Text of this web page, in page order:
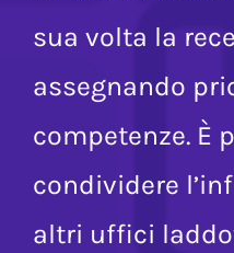
all’ufficio di
sua volta la
assegnando
competenze. È
condividere